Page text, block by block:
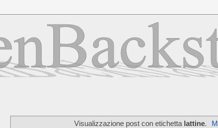
Visualizzazione post con etichetta lattine.